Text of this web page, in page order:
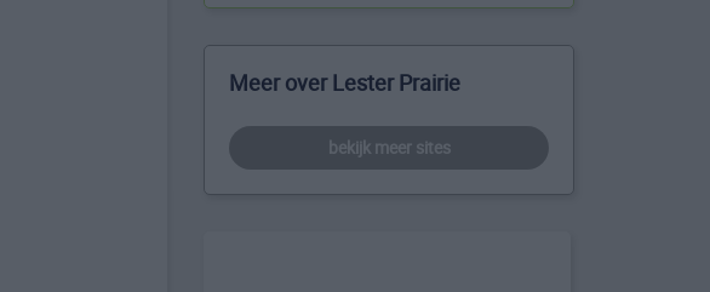
Meer over Lester Prairie
bekijk meer sites